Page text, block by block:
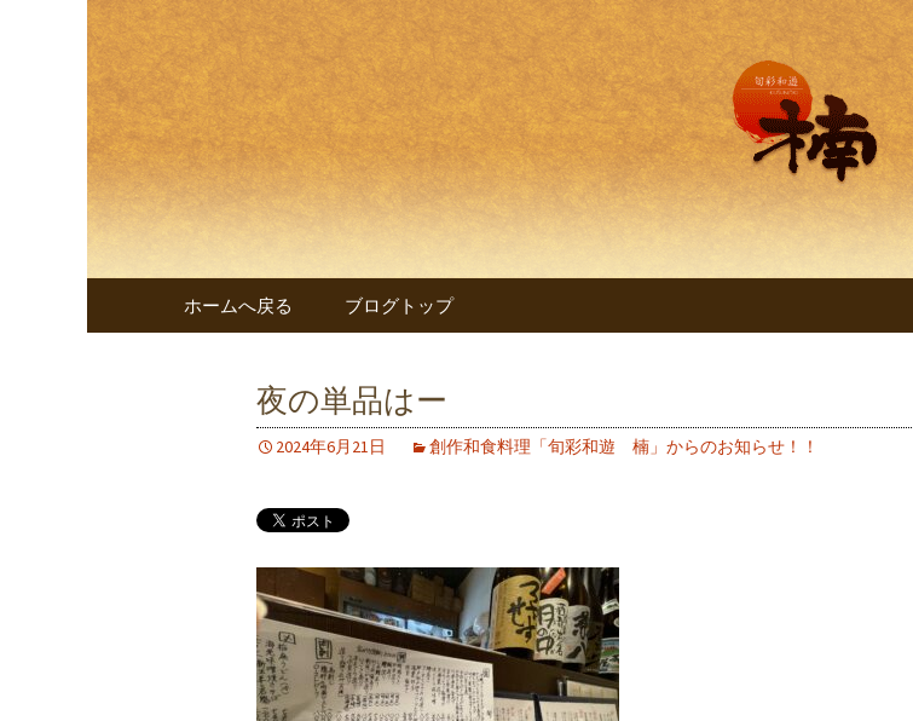
兵庫・西明石の創作
遊 楠～くすのき～」
兵庫・西明石の創作和食料理 旬彩和遊 楠。
コンテンツへ移動
ホームへ戻る ブログトップ
夜の単品はー
2024年6月21日 創作和食料理「旬彩和遊 楠」からのお知らせ！！